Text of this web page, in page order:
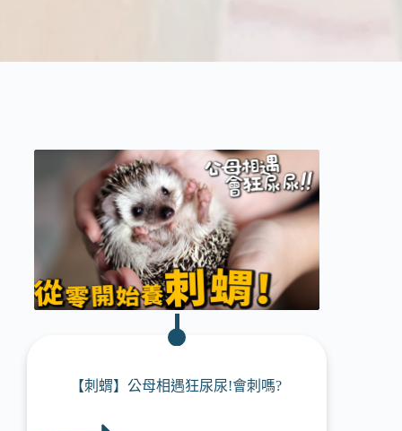
【刺蝟】公母相遇狂尿尿!會刺嗎?